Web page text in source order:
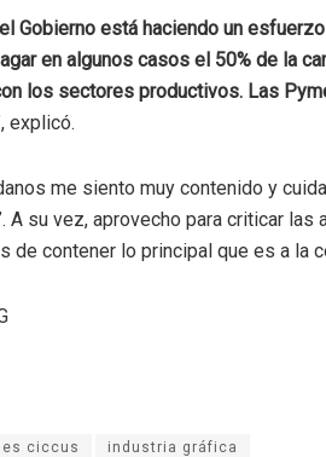
Gobierno está haciendo un
en algunos casos el 50% de la
los sectores productivos. Las
explicó.
me siento muy contenido y
A su vez, aprovecho para criticar
de contener lo principal que es a la
ciccus industria gráfica